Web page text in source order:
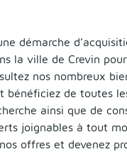
démarche
la ville de Crevin
nos nombreux
bénéficiez de toutes
ainsi que de
joignables à tout
offres et devenez